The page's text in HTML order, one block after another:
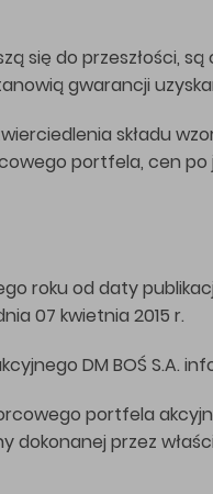
się do przeszłości,
gwarancji
składu
portfela, cen
roku od daty
07 kwietnia 2015 r.
DM BOŚ S.A.
portfela
przez